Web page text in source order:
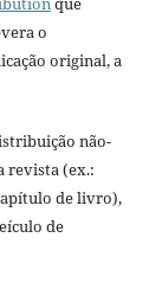
o
original, a
não-
revista (ex.:
de livro),
de